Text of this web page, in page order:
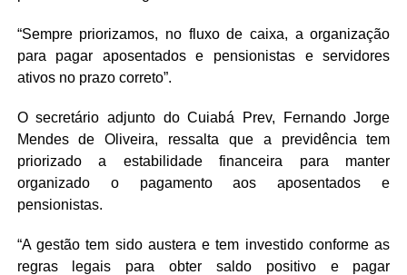
“Sempre priorizamos, no fluxo de caixa, a organização
para pagar aposentados e pensionistas e servidores
ativos no prazo correto”.
O secretário adjunto do Cuiabá Prev, Fernando Jorge
Mendes de Oliveira, ressalta que a previdência tem
priorizado a estabilidade financeira para manter
organizado o pagamento aos aposentados e
pensionistas.
“A gestão tem sido austera e tem investido conforme as
regras legais para obter saldo positivo e pagar